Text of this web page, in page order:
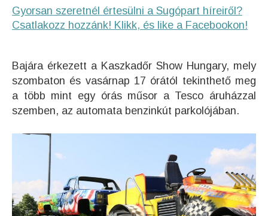
Gyorsan szeretnél értesülni a Sugópart híreiről?
Csatlakozz hozzánk! Klikk, és like a Facebookon!
Bajára érkezett a Kaszkadőr Show Hungary, mely
szombaton és vasárnap 17 órától tekinthető meg
a több mint egy órás műsor a Tesco áruházzal
szemben, az automata benzinkút parkolójában.